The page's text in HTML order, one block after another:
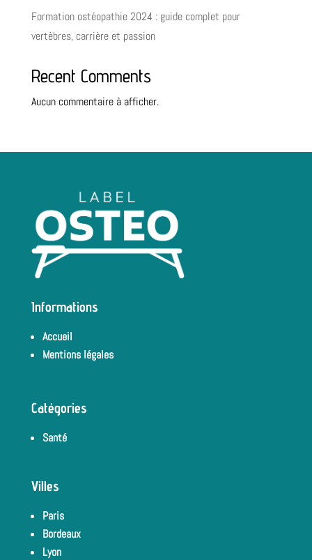
Formation ostéopathie 2024 : guide complet pour
vertèbres, carrière et passion
Recent Comments
Aucun commentaire à afficher.
Informations
Accueil
Mentions légales
Catégories
Santé
Villes
Paris
Bordeaux
Lyon